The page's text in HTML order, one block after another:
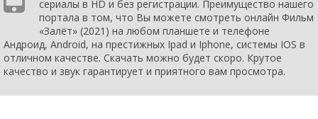
сериалы в HD и без регистрации. Преимущество нашего
портала в том, что Вы можете смотреть онлайн Фильм
«Залёт» (2021) на любом планшете и телефоне
Андроид, Android, на престижных Ipad и Iphone, системы IOS в
отличном качестве. Скачать можно будет скоро. Крутое
качество и звук гарантирует и приятного вам просмотра.